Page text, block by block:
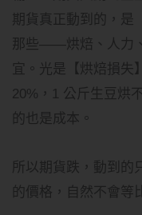
期貨真正動到的，是
那些——烘焙、人力
宜。光是【烘焙損失
20%，1 公斤生豆烘
的也是成本。
所以期貨跌，動到的
的價格，自然不會等